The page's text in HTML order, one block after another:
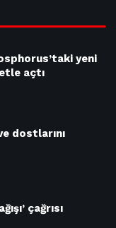
yeni
açtı
dostlarını
çağrısı